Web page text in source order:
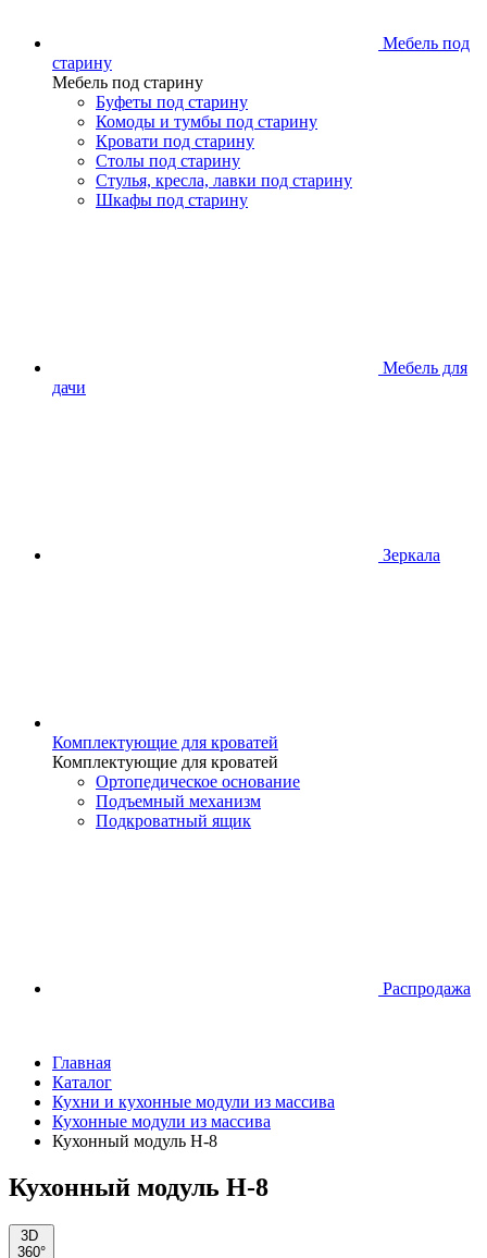
Мебель под
старину
Мебель под старину
Буфеты под старину
Комоды и тумбы под старину
Кровати под старину
Столы под старину
Стулья, кресла, лавки под старину
Шкафы под старину
Мебель для
дачи
Зеркала
Комплектующие для кроватей
Комплектующие для кроватей
Ортопедическое основание
Подъемный механизм
Подкроватный ящик
Распродажа
Главная
Каталог
Кухни и кухонные модули из массива
Кухонные модули из массива
Кухонный модуль Н-8
Кухонный модуль Н-8
3D
360°